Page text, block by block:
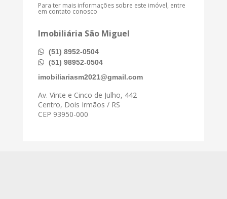
Para ter mais informações sobre este imóvel, entre
em contato conosco
Imobiliária São Miguel
(51) 8952-0504
(51) 98952-0504
imobiliariasm2021@gmail.com
Av. Vinte e Cinco de Julho, 442
Centro, Dois Irmãos / RS
CEP 93950-000